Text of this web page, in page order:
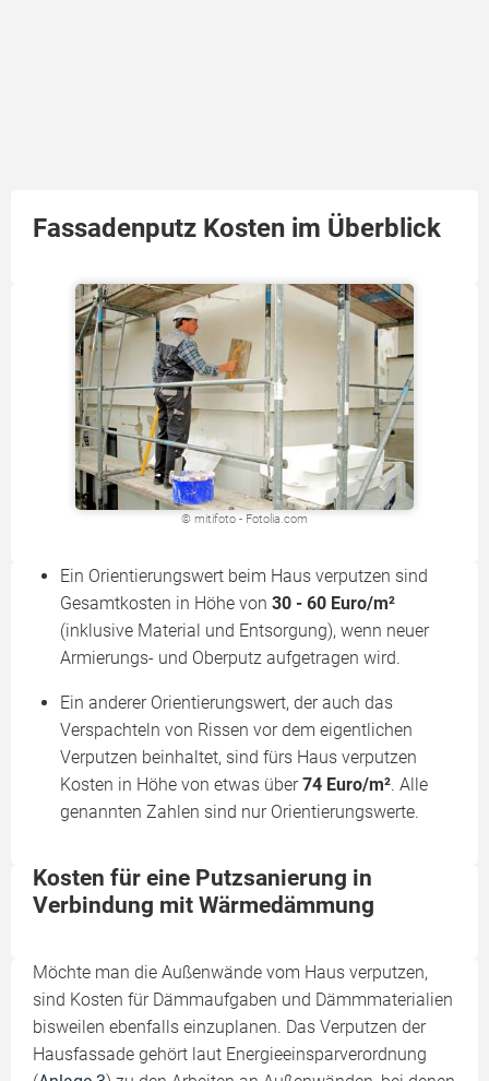
Fassadenputz Kosten im Überblick
© mitifoto - Fotolia.com
Ein Orientierungswert beim Haus verputzen sind
Gesamtkosten in Höhe von 30 - 60 Euro/m²
(inklusive Material und Entsorgung), wenn neuer
Armierungs- und Oberputz aufgetragen wird.
Ein anderer Orientierungswert, der auch das
Verspachteln von Rissen vor dem eigentlichen
Verputzen beinhaltet, sind fürs Haus verputzen
Kosten in Höhe von etwas über74 Euro/m². Alle
genannten Zahlen sind nur Orientierungswerte.
Kosten für eine Putzsanierung in
Verbindung mit Wärmedämmung
Möchte man die Außenwände vom Haus verputzen,
sind Kosten für Dämmaufgaben und Dämmmaterialien
bisweilen ebenfalls einzuplanen. Das Verputzen der
Hausfassade gehört laut Energieeinsparverordnung